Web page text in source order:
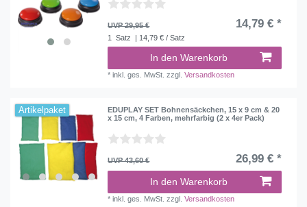
UVP 29,95 € 14,79 € *
1 Satz | 14,79 € / Satz
In den Warenkorb
*inkl. ges. MwSt. zzgl.Versandkosten
Artikelpaket
EDUPLAY SET Bohnensäckchen, 15 x 9 cm & 20
x 15 cm, 4 Farben, mehrfarbig (2 x 4er Pack)
UVP 43,60 € 26,99 € *
In den Warenkorb
*inkl. ges. MwSt. zzgl.Versandkosten